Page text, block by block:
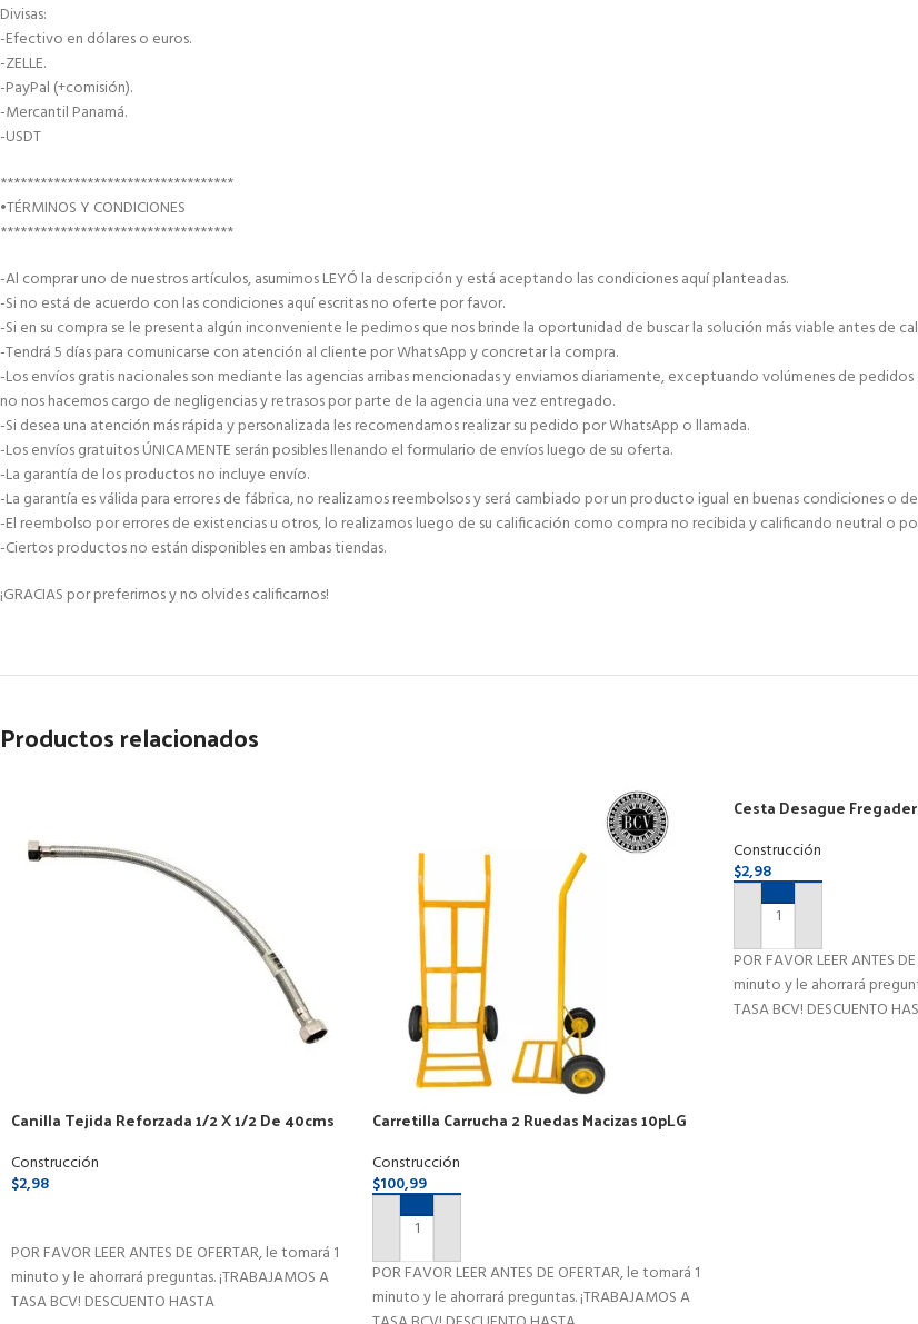
Divisas:
-Efectivo en dólares o euros.
-ZELLE.
-PayPal (+comisión).
-Mercantil Panamá.
-USDT
***********************************
•TÉRMINOS Y CONDICIONES
***********************************
-Al comprar uno de nuestros artículos, asumimos LEYÓ la descripción y está aceptando las condiciones aquí planteadas.
-Si no está de acuerdo con las condiciones aquí escritas no oferte por favor.
-Si en su compra se le presenta algún inconveniente le pedimos que nos brinde la oportunidad de buscar la solución más viable antes de
-Tendrá 5 días para comunicarse con atención al cliente por WhatsApp y concretar la compra.
-Los envíos gratis nacionales son mediante las agencias arribas mencionadas y enviamos diariamente, exceptuando volúmenes de
no nos hacemos cargo de negligencias y retrasos por parte de la agencia una vez entregado.
-Si desea una atención más rápida y personalizada les recomendamos realizar su pedido por WhatsApp o llamada.
-Los envíos gratuitos ÚNICAMENTE serán posibles llenando el formulario de envíos luego de su oferta.
-La garantía de los productos no incluye envío.
-La garantía es válida para errores de fábrica, no realizamos reembolsos y será cambiado por un producto igual en buenas condiciones o
-El reembolso por errores de existencias u otros, lo realizamos luego de su calificación como compra no recibida y calificando neutral o
-Ciertos productos no están disponibles en ambas tiendas.
¡GRACIAS por preferirnos y no olvides calificarnos!
Productos relacionados
Canilla Tejida Reforzada 1/2 X 1/2 De 40cms
Construcción
$2,98
POR FAVOR LEER ANTES DE OFERTAR, le tomará 1
minuto y le ahorrará preguntas. ¡TRABAJAMOS A
TASA BCV! DESCUENTO HASTA
Carretilla Carrucha 2 Ruedas Macizas 10pLG
Construcción
$100,99
AÑADIR AL CARRITO
POR FAVOR LEER ANTES DE OFERTAR, le tomará 1
minuto y le ahorrará preguntas. ¡TRABAJAMOS A
Cesta Desague
Construcción
$2,98
AÑADIR AL CARRITO
POR FAVOR LEER ANTES
minuto y le ahorrará
TASA BCV! DESCUENTO